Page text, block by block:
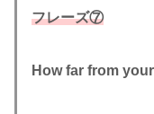
フレーズ⑦
How far from